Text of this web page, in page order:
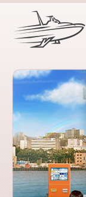
Caterpillar
spare
parts
catalogue